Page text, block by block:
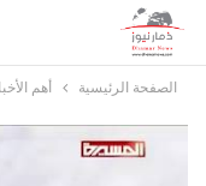
الصفحة الرئيسية أهم